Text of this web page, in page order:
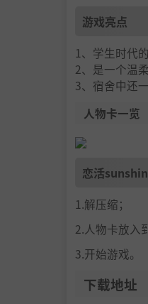
游戏亮点
1、学生时代
2、是一个温
3、宿舍中还
人物卡一览
恋活
1.解压缩；
2.人物卡放入
3.开始游戏。
下载地址